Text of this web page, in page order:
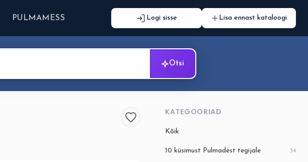
PULMAMESS Logi sisse Lisa ennast kataloogi
Otsi
KATEGOORIAD
Kõik
10 küsimust Pulmadest tegijale 34